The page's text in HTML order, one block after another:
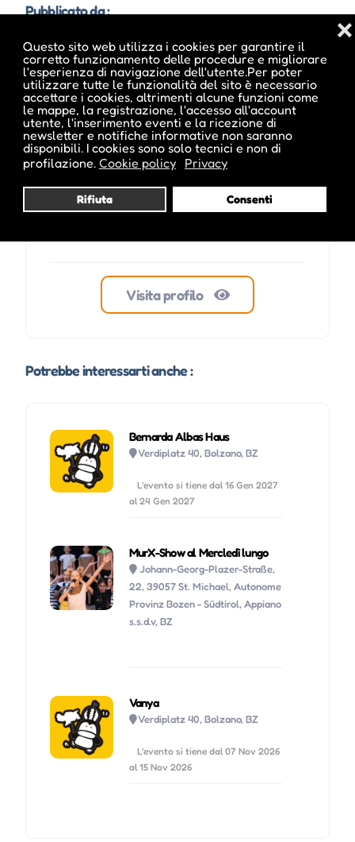
Questo sito web utilizza i cookies per garantire il
corretto funzionamento delle procedure e migliorare
l'esperienza di navigazione dell'utente.Per poter
utilizzare tutte le funzionalità del sito è necessario
accettare i cookies, altrimenti alcune funzioni come
le mappe, la registrazione, l'accesso all'account
utente, l'inserimento eventi e la ricezione di
newsletter e notifiche informative non saranno
disponibili. I cookies sono solo tecnici e non di
profilazione. Cookie policy Privacy
Rifiuta Consenti
❌
Pubblicato da :
melanie inside
Visita profilo
Potrebbe interessarti anche :
Bernarda Albas Haus
Verdiplatz 40, Bolzano, BZ
L'evento si tiene dal 16 Gen 2027
al 24 Gen 2027
MurX-Show al Mercledì lungo
Johann-Georg-Plazer-Straße,
22, 39057 St. Michael, Autonome
Provinz Bozen - Südtirol, Appiano
s.s.d.v, BZ
Vanya
Verdiplatz 40, Bolzano, BZ
L'evento si tiene dal 07 Nov 2026
al 15 Nov 2026